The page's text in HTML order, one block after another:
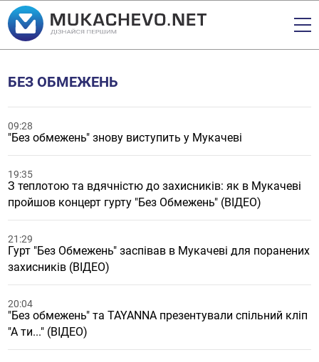
БЕЗ ОБМЕЖЕНЬ
09:28
"Без обмежень" знову виступить у Мукачеві
19:35
З теплотою та вдячністю до захисників: як в Мукачеві
пройшов концерт гурту "Без Обмежень" (ВІДЕО)
21:29
Гурт "Без Обмежень" заспівав в Мукачеві для поранених
захисників (ВІДЕО)
20:04
"Без обмежень" та TAYANNA презентували спільний кліп
"А ти..." (ВІДЕО)